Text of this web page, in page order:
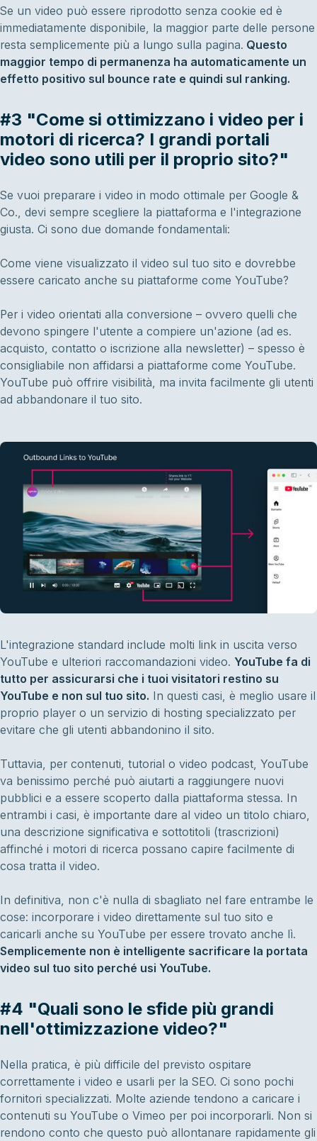
Se un video può essere riprodotto senza cookie ed è
immediatamente disponibile, la maggior parte delle persone
resta semplicemente più a lungo sulla pagina. Questo
maggior tempo di permanenza ha automaticamente un
effetto positivo sul bounce rate e quindi sul ranking.
#3 "Come si ottimizzano i video per i
motori di ricerca? I grandi portali
video sono utili per il proprio sito?"
Se vuoi preparare i video in modo ottimale per Google &
Co., devi sempre scegliere la piattaforma e l'integrazione
giusta. Ci sono due domande fondamentali:
Come viene visualizzato il video sul tuo sito e dovrebbe
essere caricato anche su piattaforme come YouTube?
Per i video orientati alla conversione – ovvero quelli che
devono spingere l'utente a compiere un'azione (ad es.
acquisto, contatto o iscrizione alla newsletter) – spesso è
consigliabile non affidarsi a piattaforme come YouTube.
YouTube può offrire visibilità, ma invita facilmente gli utenti
ad abbandonare il tuo sito.
L'integrazione standard include molti link in uscita verso
YouTube e ulteriori raccomandazioni video. YouTube fa di
tutto per assicurarsi che i tuoi visitatori restino su
YouTube e non sul tuo sito. In questi casi, è meglio usare il
proprio player o un servizio di hosting specializzato per
evitare che gli utenti abbandonino il sito.
Tuttavia, per contenuti, tutorial o video podcast, YouTube
va benissimo perché può aiutarti a raggiungere nuovi
pubblici e a essere scoperto dalla piattaforma stessa. In
entrambi i casi, è importante dare al video un titolo chiaro,
una descrizione significativa e sottotitoli (trascrizioni)
affinché i motori di ricerca possano capire facilmente di
cosa tratta il video.
In definitiva, non c'è nulla di sbagliato nel fare entrambe le
cose: incorporare i video direttamente sul tuo sito e
caricarli anche su YouTube per essere trovato anche lì.
Semplicemente non è intelligente sacrificare la portata
video sul tuo sito perché usi YouTube.
#4 "Quali sono le sfide più grandi
nell'ottimizzazione video?"
Nella pratica, è più difficile del previsto ospitare
correttamente i video e usarli per la SEO. Ci sono pochi
fornitori specializzati. Molte aziende tendono a caricare i
contenuti su YouTube o Vimeo per poi incorporarli. Non si
rendono conto che questo può allontanare rapidamente gli